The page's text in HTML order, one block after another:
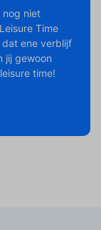
nog niet
Time
ene verblijf
jij gewoon
time!